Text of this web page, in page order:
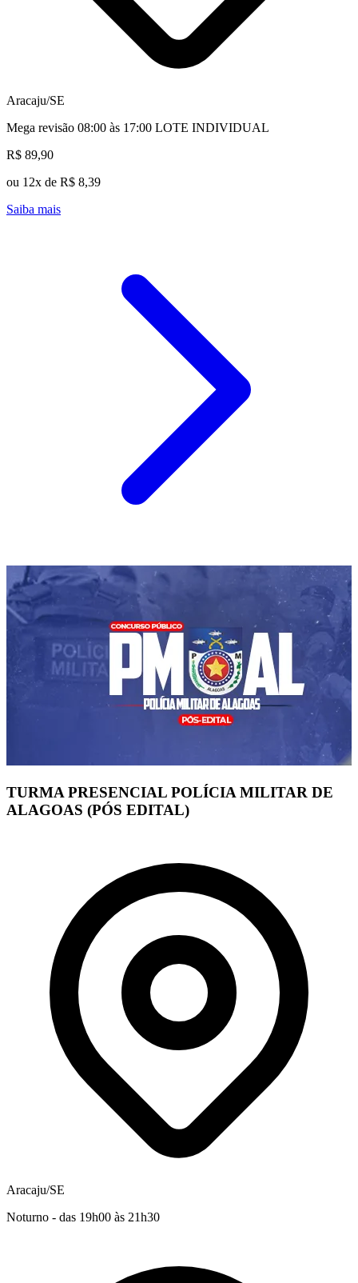
Aracaju/SE
Mega revisão 08:00 às 17:00 LOTE INDIVIDUAL
R$ 89,90
ou 12x de R$ 8,39
Saiba mais
TURMA PRESENCIAL POLÍCIA MILITAR DE
ALAGOAS (PÓS EDITAL)
Aracaju/SE
Noturno - das 19h00 às 21h30